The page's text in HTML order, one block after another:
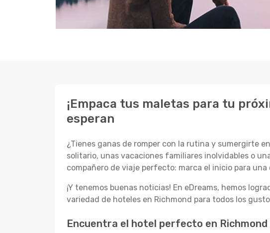
¡Empaca tus maletas para tu
esperan
¿Tienes ganas de romper con la rutina y sumergirte
solitario, unas vacaciones familiares inolvidables o
compañero de viaje perfecto: marca el inicio para
¡Y tenemos buenas noticias! En eDreams, hemos
variedad de hoteles en Richmond para todos los
Encuentra el hotel perfecto en Richmond